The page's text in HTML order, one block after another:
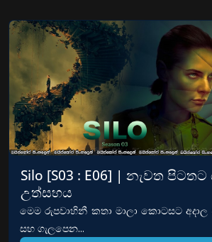
Silo [S03 : E06] | නැවත පිටතට
උත්සහය
මෙම රුපවාහිනී කතා මාලා කොටසට
සහ ගැලපෙන...